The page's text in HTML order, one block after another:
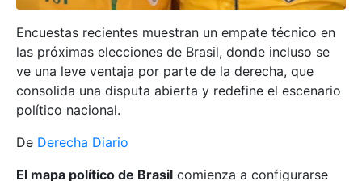
Encuestas recientes muestran un empate técnico en
las próximas elecciones de Brasil, donde incluso se
ve una leve ventaja por parte de la derecha, que
consolida una disputa abierta y redefine el escenario
político nacional.
De Derecha Diario
El mapa político de Brasil comienza a configurarse